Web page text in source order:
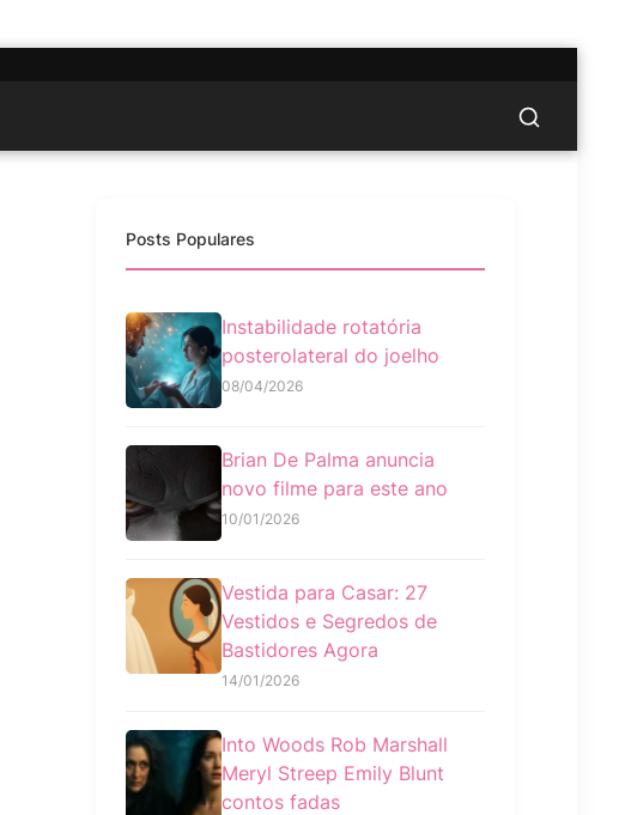
Posts Populares
Instabilidade rotatória
posterolateral do joelho
08/04/2026
Brian De Palma anuncia
novo filme para este ano
10/01/2026
Vestida para Casar: 27
Vestidos e Segredos de
Bastidores Agora
14/01/2026
Into Woods Rob Marshall
Meryl Streep Emily Blunt
contos fadas